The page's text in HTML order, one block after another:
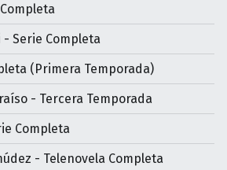
Serie Completa
(Primera Temporada)
- Tercera Temporada
Completa
- Telenovela Completa